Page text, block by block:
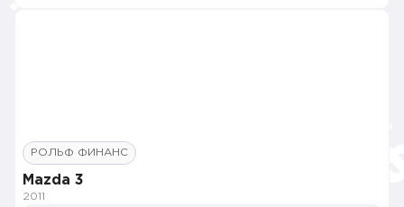
РОЛЬФ ФИНАНС
Mazda 3
2011